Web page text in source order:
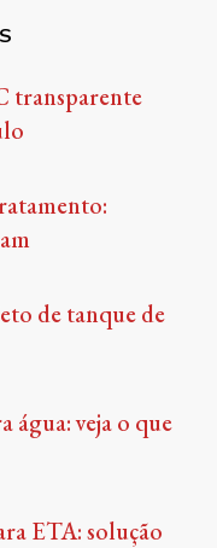
transparente
de tanque de
água: veja o que
ETA: solução